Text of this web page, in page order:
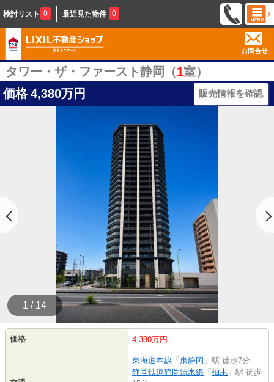
検討リスト 0 最近見た物件 0
お問合せ
タワー・ザ・ファースト静岡（1室）
価格 4,380万円 販売情報を確認
1 / 14
価格 4,380万円
東海道本線 「 東静岡 」駅 徒歩7分
静岡鉄道静岡清水線 「 柚木 」駅 徒歩